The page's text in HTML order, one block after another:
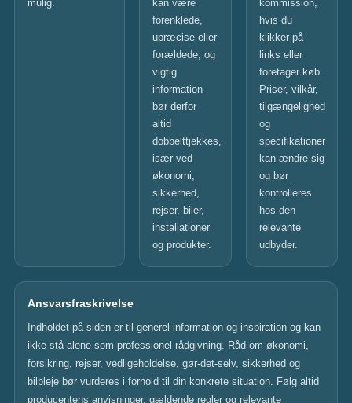
mulig.
kan være
forenklede,
upræcise eller
forældede, og
vigtig
information
bør derfor
altid
dobbelttjekkes,
især ved
økonomi,
sikkerhed,
rejser, biler,
installationer
og produkter.
kommission,
hvis du
klikker på
links eller
foretager køb.
Priser, vilkår,
tilgængelighed
og
specifikationer
kan ændre sig
og bør
kontrolleres
hos den
relevante
udbyder.
Ansvarsfraskrivelse
Indholdet på siden er til generel information og inspiration og kan
ikke stå alene som professionel rådgivning. Råd om økonomi,
forsikring, rejser, vedligeholdelse, gør-det-selv, sikkerhed og
bilpleje bør vurderes i forhold til din konkrete situation. Følg altid
producentens anvisninger, gældende regler og relevante